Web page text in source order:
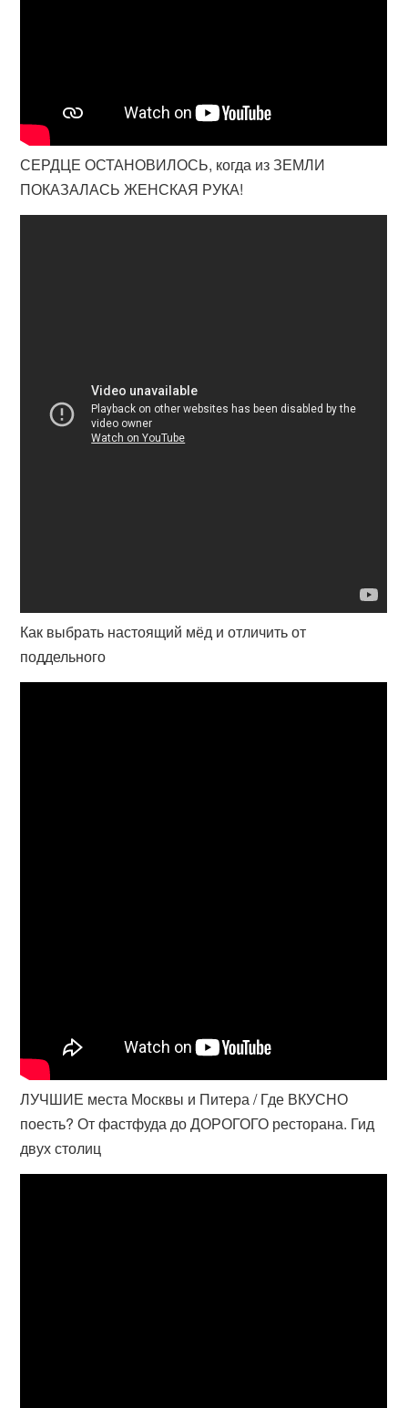
СЕРДЦЕ ОСТАНОВИЛОСЬ, когда из ЗЕМЛИ
ПОКАЗАЛАСЬ ЖЕНСКАЯ РУКА!
Как выбрать настоящий мёд и отличить от
поддельного
ЛУЧШИЕ места Москвы и Питера / Где ВКУСНО
поесть? От фастфуда до ДОРОГОГО ресторана. Гид
двух столиц